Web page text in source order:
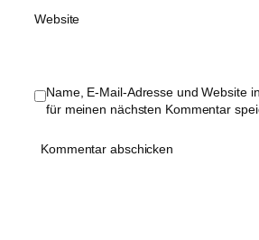
Website
Name, E-Mail-Adresse und Website
für meinen nächsten Kommentar